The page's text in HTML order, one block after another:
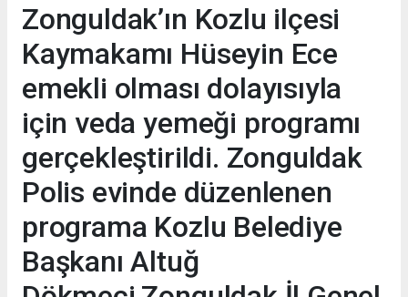
Zonguldak’ın Kozlu ilçesi
Kaymakamı Hüseyin Ece
emekli olması dolayısıyla
için veda yemeği programı
gerçekleştirildi. Zonguldak
Polis evinde düzenlenen
programa Kozlu Belediye
Başkanı Altuğ